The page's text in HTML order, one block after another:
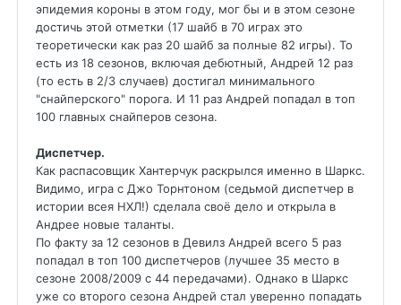
эпидемия короны в этом году, мог бы и в этом сезоне
достичь этой отметки (17 шайб в 70 играх это
теоретически как раз 20 шайб за полные 82 игры). То
есть из 18 сезонов, включая дебютный, Андрей 12 раз
(то есть в 2/3 случаев) достигал минимального
"снайперского" порога. И 11 раз Андрей попадал в топ
100 главных снайперов сезона.
Диспетчер.
Как распасовщик Хантерчук раскрылся именно в Шаркс.
Видимо, игра с Джо Торнтоном (седьмой диспетчер в
истории всея НХЛ!) сделала своё дело и открыла в
Андрее новые таланты.
По факту за 12 сезонов в Девилз Андрей всего 5 раз
попадал в топ 100 диспетчеров (лучшее 35 место в
сезоне 2008/2009 с 44 передачами). Однако в Шаркс
уже со второго сезона Андрей стал уверенно попадать